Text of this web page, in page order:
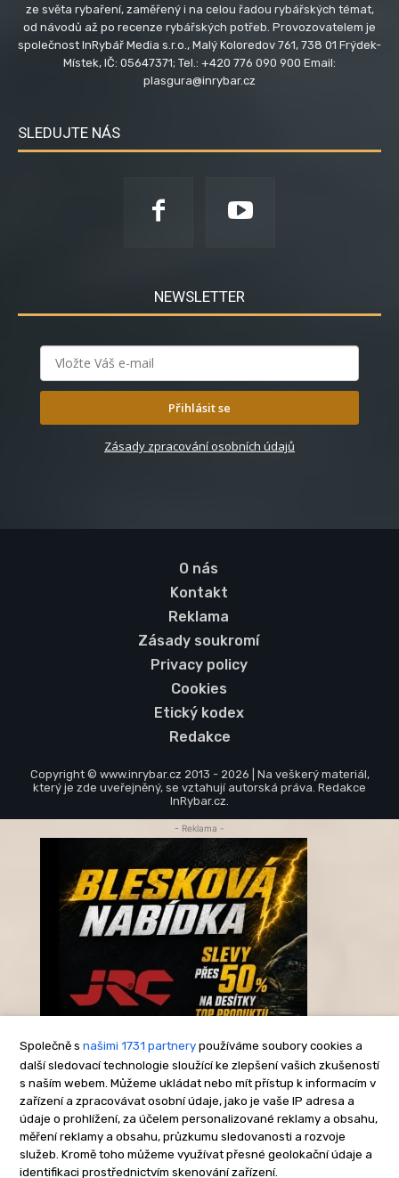
ze světa rybaření, zaměřený i na celou řadou rybářských témat,
od návodů až po recenze rybářských potřeb. Provozovatelem je
společnost InRybář Media s.r.o., Malý Koloredov 761, 738 01 Frýdek-
Místek, IČ: 05647371; Tel.: +420 776 090 900 Email:
plasgura@inrybar.cz
SLEDUJTE NÁS
NEWSLETTER
Přihlásit se
Zásady zpracování osobních údajů
O nás
Kontakt
Reklama
Zásady soukromí
Privacy policy
Cookies
Etický kodex
Redakce
Copyright © www.inrybar.cz 2013 - 2026 | Na veškerý materiál,
který je zde uveřejněný, se vztahují autorská práva. Redakce
InRybar.cz.
Společně s našimi 1731 partnery používáme soubory cookies a
další sledovací technologie sloužící ke zlepšení vašich zkušeností
s naším webem. Můžeme ukládat nebo mít přístup k informacím v
zařízení a zpracovávat osobní údaje, jako je vaše IP adresa a
údaje o prohlížení, za účelem personalizované reklamy a obsahu,
měření reklamy a obsahu, průzkumu sledovanosti a rozvoje
služeb. Kromě toho můžeme využívat přesné geolokační údaje a
identifikaci prostřednictvím skenování zařízení.
- Reklama -
-Reklama-